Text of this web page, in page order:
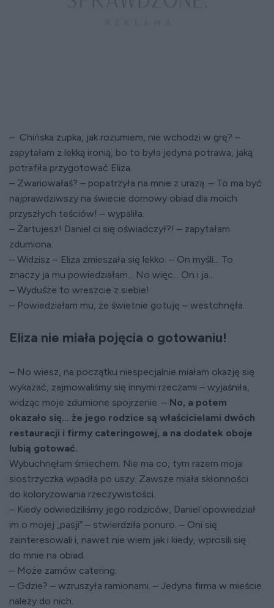
– Chińska zupka, jak rozumiem, nie wchodzi w grę? –
zapytałam z lekką ironią, bo to była jedyna potrawa, jaką
potrafiła przygotować Eliza.
– Zwariowałaś? – popatrzyła na mnie z urazą. – To ma być
najprawdziwszy na świecie domowy obiad dla moich
przyszłych teściów! – wypaliła.
– Żartujesz! Daniel ci się oświadczył?! – zapytałam
zdumiona.
– Widzisz – Eliza zmieszała się lekko. – On myśli... To
znaczy ja mu powiedziałam... No więc... On i ja...
– Wyduśże to wreszcie z siebie!
– Powiedziałam mu, że świetnie gotuję – westchnęła.
Eliza nie miała pojęcia o gotowaniu!
– No wiesz, na początku niespecjalnie miałam okazję się
wykazać, zajmowaliśmy się innymi rzeczami – wyjaśniła,
widząc moje zdumione spojrzenie. – No, a potem
okazało się... że jego rodzice są właścicielami dwóch
restauracji i firmy cateringowej, a na dodatek oboje
lubią gotować.
Wybuchnęłam śmiechem. Nie ma co, tym razem moja
siostrzyczka wpadła po uszy. Zawsze miała skłonności
do koloryzowania rzeczywistości.
– Kiedy odwiedziliśmy jego rodziców, Daniel opowiedział
im o mojej „pasji” – stwierdziła ponuro. – Oni się
zainteresowali i, nawet nie wiem jak i kiedy, wprosili się
do mnie na obiad.
– Może zamów catering.
– Gdzie? – wzruszyła ramionami. – Jedyna firma w mieście
należy do nich.